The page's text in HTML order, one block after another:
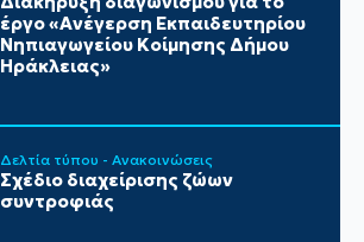
έργο «Ανέγερση Εκπαιδευτηρίου
Νηπιαγωγείου Κοίμησης Δήμου
Ηράκλειας»
Δελτία τύπου - Ανακοινώσεις
Σχέδιο διαχείρισης ζώων
συντροφιάς